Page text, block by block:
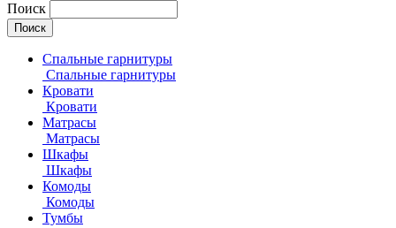
Поиск
Спальные гарнитуры
Спальные гарнитуры
Кровати
Кровати
Матрасы
Матрасы
Шкафы
Шкафы
Комоды
Комоды
Тумбы